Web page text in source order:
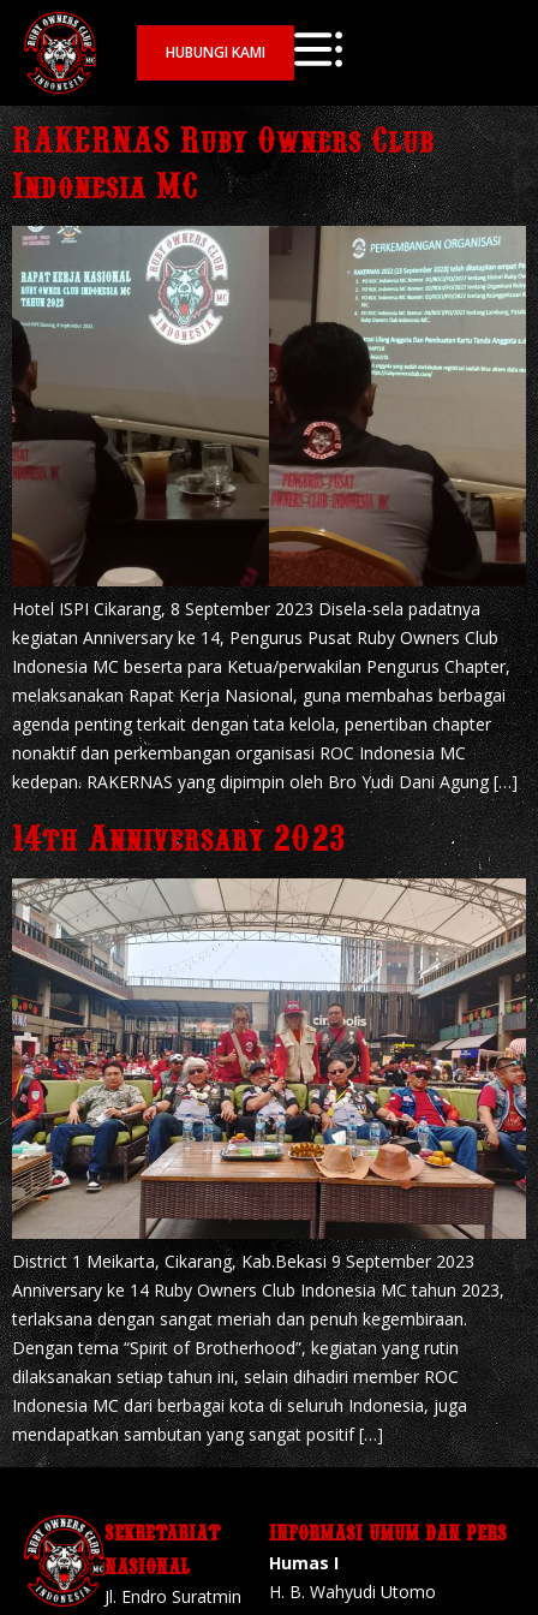
HUBUNGI KAMI
RAKERNAS Ruby Owners Club
Indonesia MC
Hotel ISPI Cikarang, 8 September 2023 Disela-sela padatnya
kegiatan Anniversary ke 14, Pengurus Pusat Ruby Owners Club
Indonesia MC beserta para Ketua/perwakilan Pengurus Chapter,
melaksanakan Rapat Kerja Nasional, guna membahas berbagai
agenda penting terkait dengan tata kelola, penertiban chapter
nonaktif dan perkembangan organisasi ROC Indonesia MC
kedepan. RAKERNAS yang dipimpin oleh Bro Yudi Dani Agung […]
14th Anniversary 2023
District 1 Meikarta, Cikarang, Kab.Bekasi 9 September 2023
Anniversary ke 14 Ruby Owners Club Indonesia MC tahun 2023,
terlaksana dengan sangat meriah dan penuh kegembiraan.
Dengan tema “Spirit of Brotherhood”, kegiatan yang rutin
dilaksanakan setiap tahun ini, selain dihadiri member ROC
Indonesia MC dari berbagai kota di seluruh Indonesia, juga
mendapatkan sambutan yang sangat positif […]
SEKRETARIAT
NASIONAL
Jl. Endro Suratmin
INFORMASI UMUM DAN PERS
Humas I
H. B. Wahyudi Utomo